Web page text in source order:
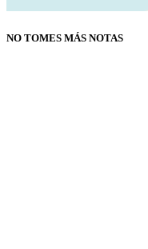
NO TOMES MÁS NOTAS